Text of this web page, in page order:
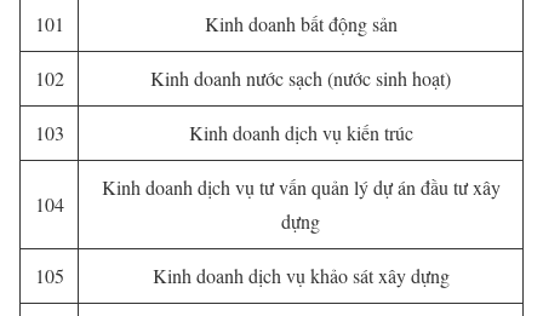
101 Kinh doanh bất động sản
102 Kinh doanh nước sạch (nước sinh hoạt)
103 Kinh doanh dịch vụ kiến trúc
104
Kinh doanh dịch vụ tư vấn quản lý dự án đầu tư xây
dựng
105 Kinh doanh dịch vụ khảo sát xây dựng